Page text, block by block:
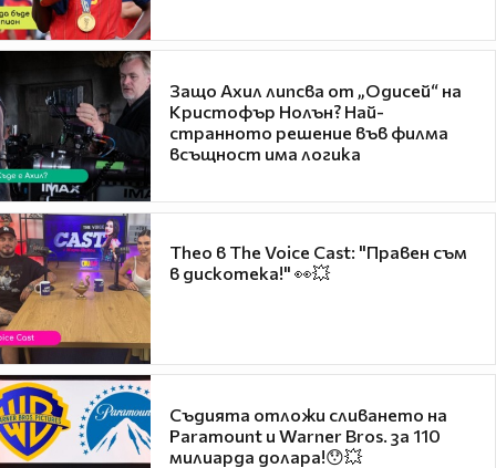
Защо Ахил липсва от „Одисей“ на
Кристофър Нолън? Най-
странното решение във филма
всъщност има логика
Theo в The Voice Cast: "Правен съм
в дискотека!" 👀💥
Съдията отложи сливането на
Paramount и Warner Bros. за 110
милиарда долара!😯💥